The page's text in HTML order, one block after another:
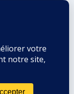
amateurs de
parWordPress